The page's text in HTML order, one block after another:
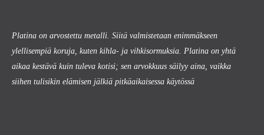
Platina on arvostettu metalli. Siitä valmistetaan enimmäkseen
ylellisempiä koruja, kuten kihla- ja vihkisormuksia. Platina on yhtä
aikaa kestävä kuin tuleva kotisi; sen arvokkuus säilyy aina, vaikka
siihen tulisikin elämisen jälkiä pitkäaikaisessa käytössä